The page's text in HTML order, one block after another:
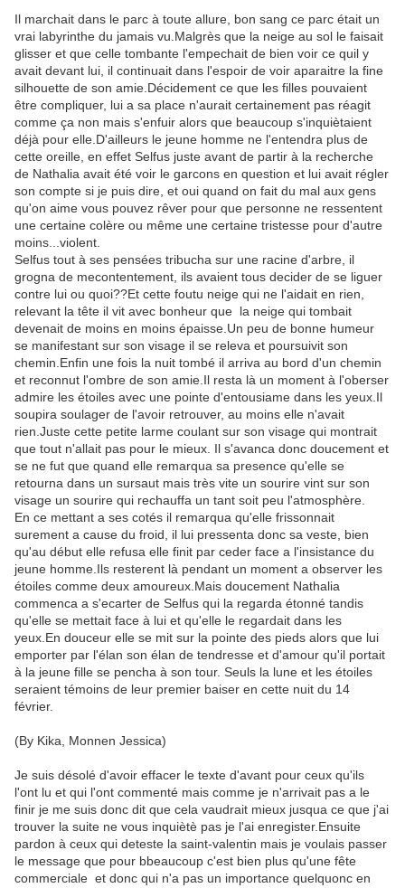
Il marchait dans le parc à toute allure, bon sang ce parc était un
vrai labyrinthe du jamais vu.Malgrès que la neige au sol le faisait
glisser et que celle tombante l'empechait de bien voir ce quil y
avait devant lui, il continuait dans l'espoir de voir aparaitre la fine
silhouette de son amie.Décidement ce que les filles pouvaient
être compliquer, lui a sa place n'aurait certainement pas réagit
comme ça non mais s'enfuir alors que beaucoup s'inquiètaient
déjà pour elle.D'ailleurs le jeune homme ne l'entendra plus de
cette oreille, en effet Selfus juste avant de partir à la recherche
de Nathalia avait été voir le garcons en question et lui avait régler
son compte si je puis dire, et oui quand on fait du mal aux gens
qu'on aime vous pouvez rêver pour que personne ne ressentent
une certaine colère ou même une certaine tristesse pour d'autre
moins...violent.
Selfus tout à ses pensées tribucha sur une racine d'arbre, il
grogna de mecontentement, ils avaient tous decider de se liguer
contre lui ou quoi??Et cette foutu neige qui ne l'aidait en rien,
relevant la tête il vit avec bonheur que la neige qui tombait
devenait de moins en moins épaisse.Un peu de bonne humeur
se manifestant sur son visage il se releva et poursuivit son
chemin.Enfin une fois la nuit tombé il arriva au bord d'un chemin
et reconnut l'ombre de son amie.Il resta là un moment à l'oberser
admire les étoiles avec une pointe d'entousiame dans les yeux.Il
soupira soulager de l'avoir retrouver, au moins elle n'avait
rien.Juste cette petite larme coulant sur son visage qui montrait
que tout n'allait pas pour le mieux. Il s'avanca donc doucement et
se ne fut que quand elle remarqua sa presence qu'elle se
retourna dans un sursaut mais très vite un sourire vint sur son
visage un sourire qui rechauffa un tant soit peu l'atmosphère.
En ce mettant a ses cotés il remarqua qu'elle frissonnait
surement a cause du froid, il lui pressenta donc sa veste, bien
qu'au début elle refusa elle finit par ceder face a l'insistance du
jeune homme.Ils resterent là pendant un moment a observer les
étoiles comme deux amoureux.Mais doucement Nathalia
commenca a s'ecarter de Selfus qui la regarda étonné tandis
qu'elle se mettait face à lui et qu'elle le regardait dans les
yeux.En douceur elle se mit sur la pointe des pieds alors que lui
emporter par l'élan son élan de tendresse et d'amour qu'il portait
à la jeune fille se pencha à son tour. Seuls la lune et les étoiles
seraient témoins de leur premier baiser en cette nuit du 14
février.
(By Kika, Monnen Jessica)
Je suis désolé d'avoir effacer le texte d'avant pour ceux qu'ils
l'ont lu et qui l'ont commenté mais comme je n'arrivait pas a le
finir je me suis donc dit que cela vaudrait mieux jusqua ce que j'ai
trouver la suite ne vous inquiètè pas je l'ai enregister.Ensuite
pardon à ceux qui deteste la saint-valentin mais je voulais passer
le message que pour bbeaucoup c'est bien plus qu'une fête
commerciale et donc qui n'a pas un importance quelquonc en